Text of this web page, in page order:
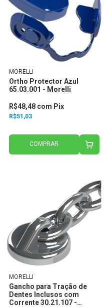
MORELLI
Ortho Protector Azul
65.03.001 - Morelli
R$51,03
R$48,48 com Pix
COMPRAR
MORELLI
Gancho para Tração de
Dentes Inclusos com
Corrente 30.21.107 -